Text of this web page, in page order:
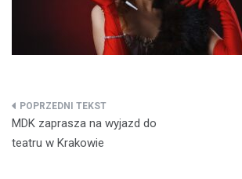
Nawigacja
wpisu
MDK zaprasza na wyjazd do
teatru w Krakowie